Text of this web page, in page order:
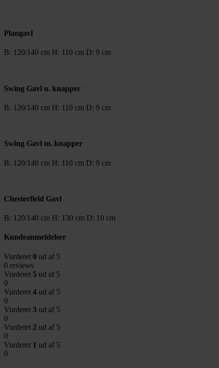
Plangavl
B: 120/140 cm H: 110 cm D: 9 cm
Swing Gavl u. knapper
B: 120/140 cm H: 110 cm D: 9 cm
Swing Gavl m. knapper
B: 120/140 cm H: 110 cm D: 9 cm
Chesterfield Gavl
B: 120/140 cm H: 130 cm D: 10 cm
Kundeanmeldelser
Vurderet 0 ud af 5
0 reviews
Vurderet 5 ud af 5
0
Vurderet 4 ud af 5
0
Vurderet 3 ud af 5
0
Vurderet 2 ud af 5
0
Vurderet 1 ud af 5
0